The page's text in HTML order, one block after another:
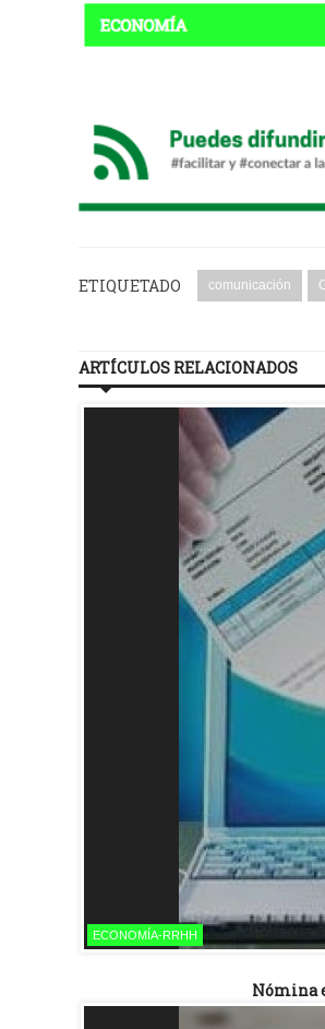
ETIQUETADO comunicación
ARTÍCULOS RELACIONADOS
ECONOMÍA-RRHH
Nómina